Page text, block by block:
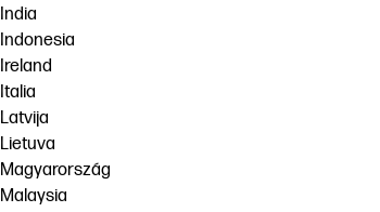
India
Indonesia
Ireland
Italia
Latvija
Lietuva
Magyarország
Malaysia